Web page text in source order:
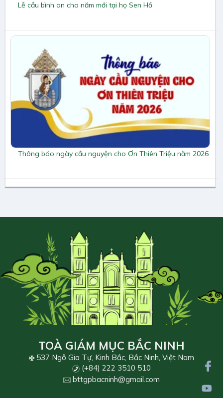
Lễ cầu bình an cho năm mới tại họ Sen Hồ
Thông báo ngày cầu nguyện cho Ơn Thiên Triệu năm 2026
TOÀ GIÁM MỤC BẮC NINH
537 Ngô Gia Tự, Kinh Bắc, Bắc Ninh, Việt Nam
(+84) 222 3510 510
bttgpbacninh@gmail.com